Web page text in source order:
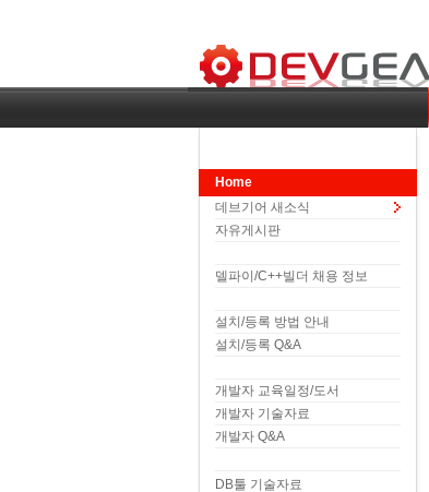
Home
데브기어 새소식
자유게시판
델파이/C++빌더 채용 정보
설치/등록 방법 안내
설치/등록 Q&A
개발자 교육일정/도서
개발자 기술자료
개발자 Q&A
DB툴 기술자료